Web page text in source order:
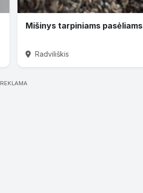
Mišinys tarpiniams pasėliams
Radviliškis
REKLAMA